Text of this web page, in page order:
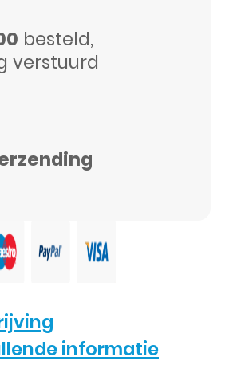
besteld,
verstuurd
informatie